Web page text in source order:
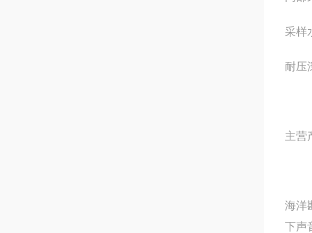
采样
耐压
主营
海洋
下声